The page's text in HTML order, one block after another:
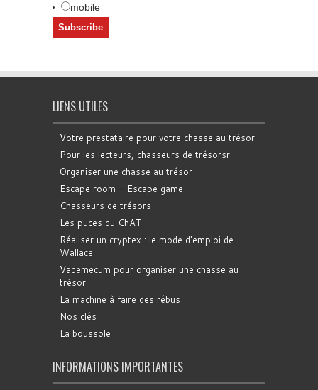
mobile
LIENS UTILES
Votre prestataire pour votre chasse au trésor
Pour les lecteurs, chasseurs de trésorsr
Organiser une chasse au trésor
Escape room - Escape game
Chasseurs de trésors
Les puces du ChAT
Réaliser un cryptex : le mode d'emploi de
Wallace
Vademecum pour organiser une chasse au
trésor
La machine à faire des rébus
Nos clés
La boussole
INFORMATIONS IMPORTANTES